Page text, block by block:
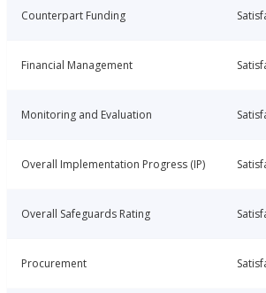
Counterpart Funding
Financial Management
Monitoring and Evaluation
Overall Implementation Progress (IP)
Overall Safeguards Rating
Procurement